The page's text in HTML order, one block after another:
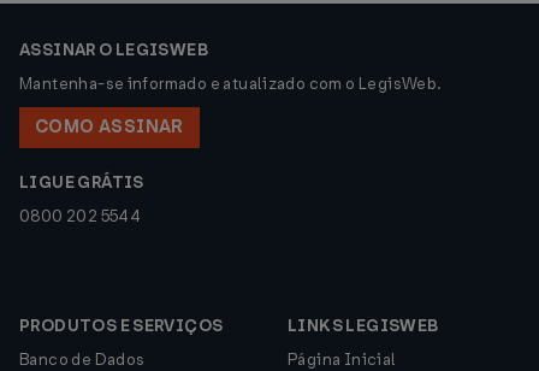
ASSINAR O LEGISWEB
Mantenha-se informado e atualizado com o LegisWeb.
COMO ASSINAR
LIGUE GRÁTIS
0800 202 5544
PRODUTOS E SERVIÇOS
Banco de Dados
LINKS LEGISWEB
Página Inicial